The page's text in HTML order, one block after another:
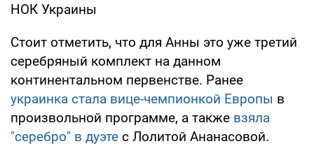
НОК Украины
Стоит отметить, что для Анны это уже третий
серебряный комплект на данном
континентальном первенстве. Ранее
украинка стала вице-чемпионкой Европы в
произвольной программе, а также взяла
"серебро" в дуэте с Лолитой Ананасовой.